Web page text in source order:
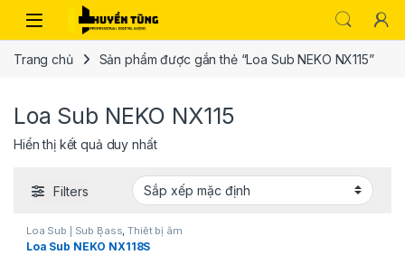
Trang chủ Sản phẩm được gắn thẻ “Loa Sub NEKO NX115”
Loa Sub NEKO NX115
Hiển thị kết quả duy nhất
Filters
Loa Sub | Sub Bass ,Thiết bị âm
thanh karaoke | KTV
Loa Sub NEKO NX118S